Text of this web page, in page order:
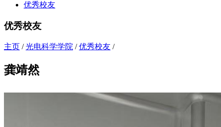
优秀校友
优秀校友
主页 /光电科学学院 /优秀校友 /
龚靖然